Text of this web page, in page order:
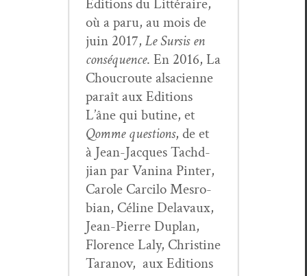
où a paru, au mois de
juin 2017, Le Sur­sis en
con­séquence. En 2016, La
Chou­croute alsa­ci­enne
paraît aux Edi­tions
L’âne qui butine, et
Qomme ques­tions, de et
à Jean-Jacques Tachd­
jian par Van­i­na Pin­ter,
Car­ole Car­ci­lo Mes­ro­
bian, Céline Delavaux,
Jean-Pierre Duplan,
Flo­rence Laly, Chris­tine
Tara­nov, aux Edi­tions